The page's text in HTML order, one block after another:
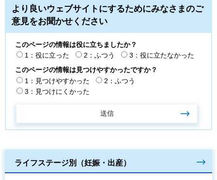
より良いウェブサイトにするためにみなさまのご
意見をお聞かせください
このページの情報は役に立ちましたか？
1：役に立った
2：ふつう
3：役に立たなかった
このページの情報は見つけやすかったですか？
1：見つけやすかった
2：ふつう
3：見つけにくかった
ライフステージ別（妊娠・出産）